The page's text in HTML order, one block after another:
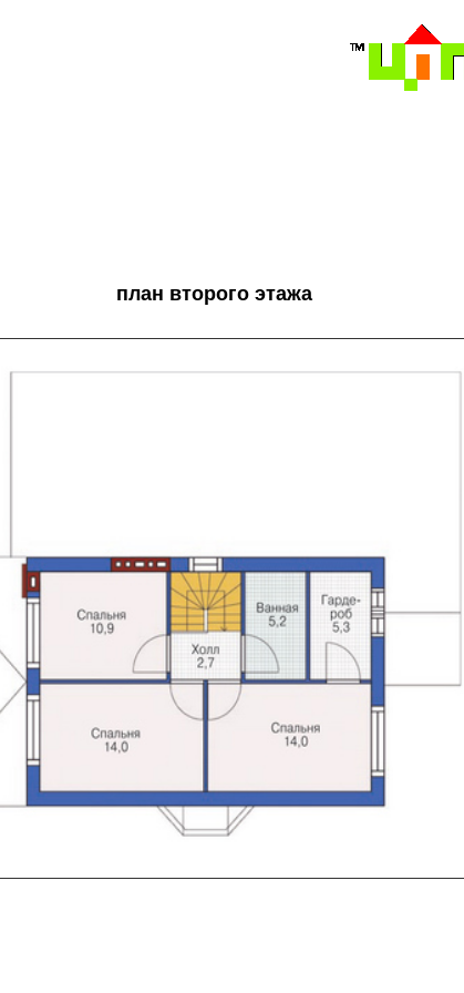
план второго этажа